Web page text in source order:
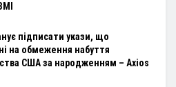
підписати укази, що
на обмеження набуття
США за народженням – Axios